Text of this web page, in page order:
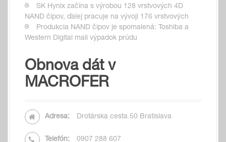
SK Hynix začína s výrobou 128 vrstvových 4D
NAND čipov, ďalej pracuje na vývoji 176 vrstvových
Produkcia NAND čipov je spomalená: Toshiba a
Western Digital mali výpadok prúdu
Obnova dát v
MACROFER
Adresa: Drotárska cesta 50 Bratislava
Telefón: 0907 288 607